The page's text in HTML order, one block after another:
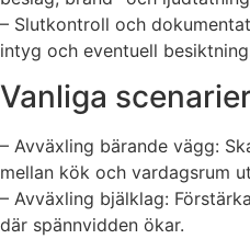
– Slutkontroll och
intyg och eventuell
Vanliga
– Avväxling bärande vägg:
mellan kök och vardagsrum
– Avväxling bjälklag:
där spännvidden ökar.